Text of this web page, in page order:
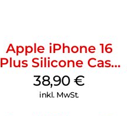
Apple iPhone 16
Plus Silicone Case
MagSafe Denim
38,90€
inkl. MwSt.